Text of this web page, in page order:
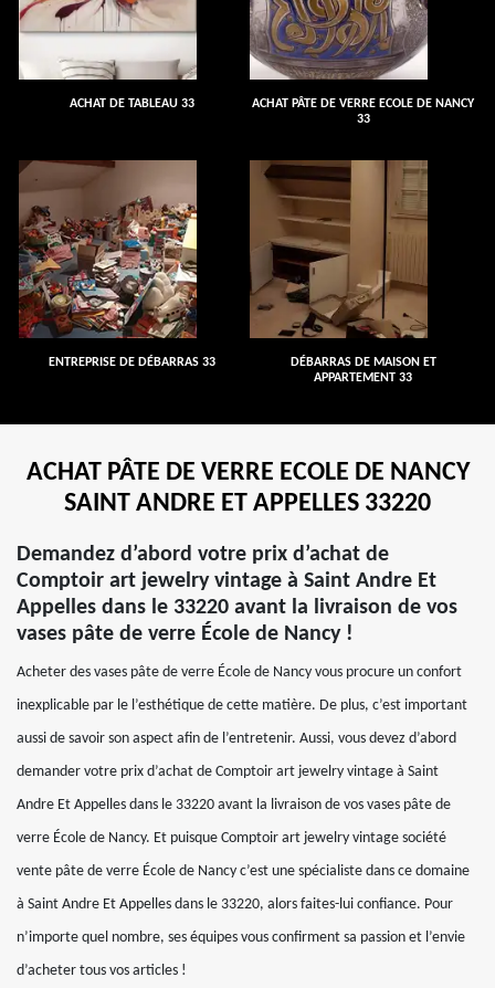
ACHAT DE TABLEAU 33
ACHAT PÂTE DE VERRE ECOLE DE NANCY
33
ENTREPRISE DE DÉBARRAS 33
DÉBARRAS DE MAISON ET
APPARTEMENT 33
ACHAT PÂTE DE VERRE ECOLE DE NANCY
SAINT ANDRE ET APPELLES 33220
Demandez d’abord votre prix d’achat de
Comptoir art jewelry vintage à Saint Andre Et
Appelles dans le 33220 avant la livraison de vos
vases pâte de verre École de Nancy !
Acheter des vases pâte de verre École de Nancy vous procure un confort
inexplicable par le l’esthétique de cette matière. De plus, c’est important
aussi de savoir son aspect afin de l’entretenir. Aussi, vous devez d’abord
demander votre prix d’achat de Comptoir art jewelry vintage à Saint
Andre Et Appelles dans le 33220 avant la livraison de vos vases pâte de
verre École de Nancy. Et puisque Comptoir art jewelry vintage société
vente pâte de verre École de Nancy c’est une spécialiste dans ce domaine
à Saint Andre Et Appelles dans le 33220, alors faites-lui confiance. Pour
n’importe quel nombre, ses équipes vous confirment sa passion et l’envie
d’acheter tous vos articles !